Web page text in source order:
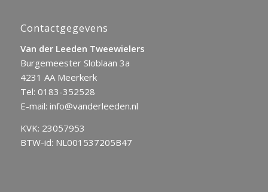
Contactgegevens
Van der Leeden Tweewielers
Burgemeester Sloblaan 3a
4231 AA Meerkerk
Tel: 0183-352528
E-mail: info@vanderleeden.nl
KVK: 23057953
BTW-id: NL001537205B47